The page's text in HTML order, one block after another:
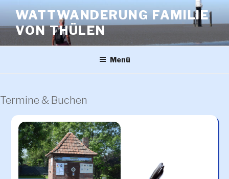
Inhalt
springen
WATTWANDERUNG FAMILIE
VON THÜLEN
Menü
Termine & Buchen